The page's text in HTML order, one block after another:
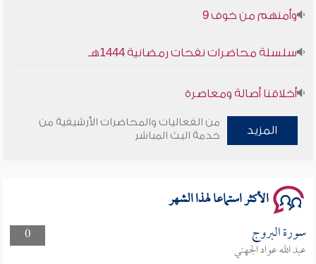
وأمنهم من خوف 9
سلسلة محاضرات نفحات رمضانية 1444هـ
أخلاقنا أصالة ومعاصرة
وأمنهم من خوف 9
المزيد
من الفعاليات والمحاضرات الأرشيفية من
خدمة البث المباشر
الأكثر استماعا لهذا الشهر
0 سورة البروج
عبد الله عواد الجهني